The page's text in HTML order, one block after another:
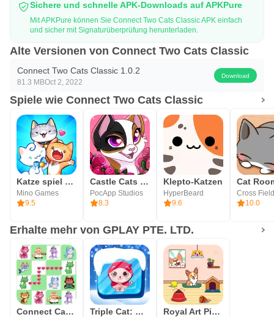
Sichere und schnelle APK-Downloads auf APKPure
Mit APKPure können Sie Connect Two Cats Classic APK einfach
und sicher mit Signaturüberprüfung herunterladen.
Alte Versionen von Connect Two Cats Classic
Connect Two Cats Classic 1.0.2
81.3 MBOct 2, 2022
Download
Spiele wie Connect Two Cats Classic
Katze spiel – Cat Collector!
Mino Games
9.5
Castle Cats - Idle Hero RPG
PocApp Studios
8.3
Klepto-Katzen
HyperBeard
9.6
Cross
10.0
Erhalte mehr von GPLAY PTE. LTD.
Connect Cat Classic Triple Cat: Match Master Royal Art Pixel